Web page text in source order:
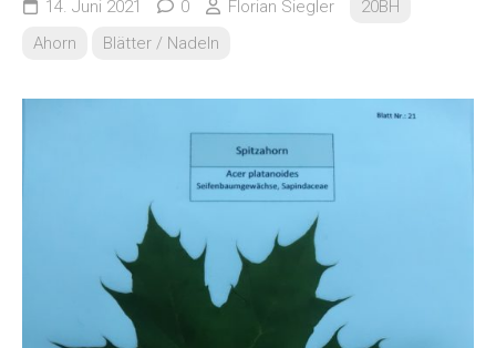
14. Juni 2021 0 Florian Siegler
20BH
Ahorn
Blätter / Nadeln